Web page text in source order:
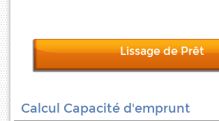
Lissage de Prêt
Calcul Capacité d'emprunt